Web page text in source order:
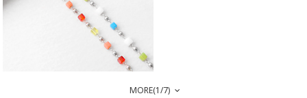
MORE(1/7)